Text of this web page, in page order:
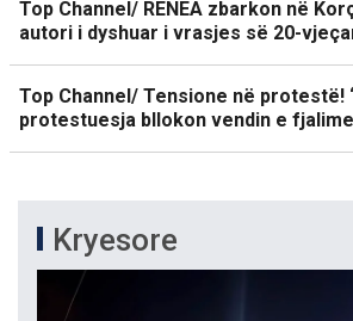
Top Channel/ RENEA zbarkon në
autori i dyshuar i vrasjes së 20-
Top Channel/ Tensione në protestë!
protestuesja bllokon vendin e
Kryesore